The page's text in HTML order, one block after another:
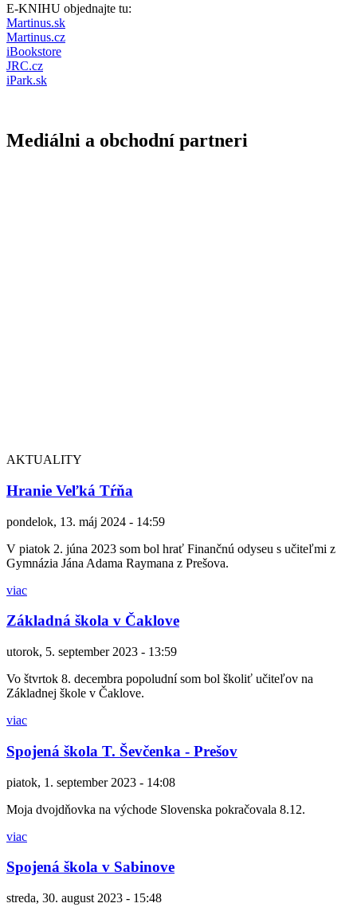
E-KNIHU objednajte tu:
Martinus.sk
Martinus.cz
iBookstore
JRC.cz
iPark.sk
Mediálni a obchodní partneri
AKTUALITY
Hranie Veľká Tŕňa
pondelok, 13. máj 2024 - 14:59
V piatok 2. júna 2023 som bol hrať Finančnú odyseu s učiteľmi z
Gymnázia Jána Adama Raymana z Prešova.
viac
Základná škola v Čaklove
utorok, 5. september 2023 - 13:59
Vo štvrtok 8. decembra popoludní som bol školiť učiteľov na
Základnej škole v Čaklove.
viac
Spojená škola T. Ševčenka - Prešov
piatok, 1. september 2023 - 14:08
Moja dvojdňovka na východe Slovenska pokračovala 8.12.
viac
Spojená škola v Sabinove
streda, 30. august 2023 - 15:48